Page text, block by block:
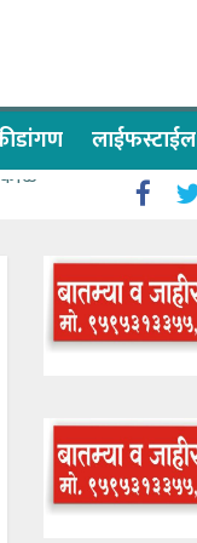
लाईफस्टाईल